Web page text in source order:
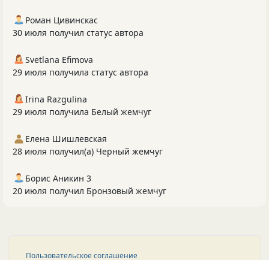
Роман Цивинскас
30 июля получил статус автора
Svetlana Efimova
29 июля получила статус автора
Irina Razgulina
29 июля получила Белый жемчуг
Елена Шишлевская
28 июля получил(а) Черный жемчуг
Борис Аникин 3
20 июля получил Бронзовый жемчуг
Пользовательское соглашение